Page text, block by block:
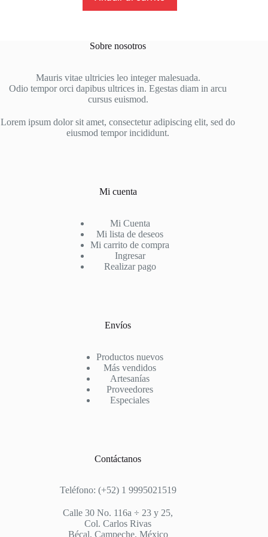
Sobre nosotros
Mauris vitae ultricies leo integer malesuada.
Odio tempor orci dapibus ultrices in. Egestas diam in arcu
cursus euismod.
Lorem ipsum dolor sit amet, consectetur adipiscing elit, sed do
eiusmod tempor incididunt.
Mi cuenta
Mi Cuenta
Mi lista de deseos
Mi carrito de compra
Ingresar
Realizar pago
Envíos
Productos nuevos
Más vendidos
Artesanías
Proveedores
Especiales
Contáctanos
Teléfono: (+52) 1 9995021519
Calle 30 No. 116a ÷ 23 y 25,
Col. Carlos Rivas
Bécal, Campeche, México